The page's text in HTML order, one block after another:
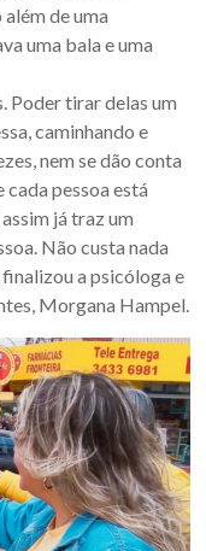
de uma
uma bala e uma
Poder tirar delas um
caminhando e
nem se dão conta
cada pessoa está
já traz um
Não custa nada
finalizou a psicóloga e
Morgana Hampel.